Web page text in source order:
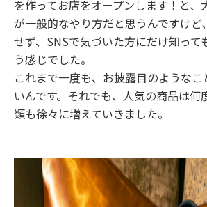
を作ってお店をオープンします！と、
が一般的なやり方だと思うんですけど
せず、SNSで気づいた方にだけ知っ
う感じでした。
これまで一度も、お披露目のような
いんです。それでも、人気の商品は何
類も徐々に増えていきました。